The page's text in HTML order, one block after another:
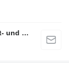
Seippel Landmaschinen GmbH Land-, Forst- und Gartentechnik